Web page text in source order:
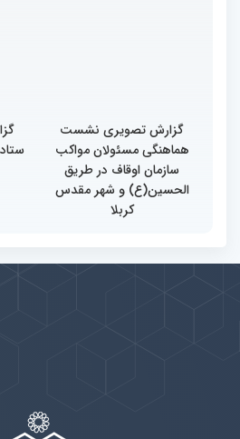
گزارش تصویری نشست
هماهنگی مسئولان مواکب
سازمان اوقاف در طریق
الحسین(ع) و شهر مقدس
کربلا